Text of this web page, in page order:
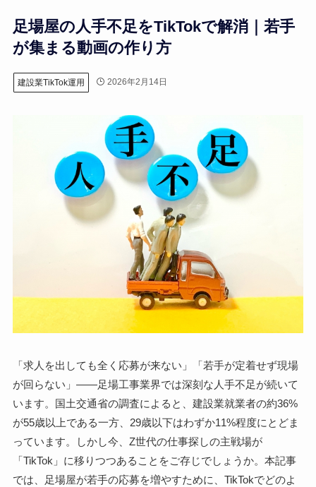
足場屋の人手不足をTikTokで解消｜若手
が集まる動画の作り方
建設業TikTok運用 2026年2月14日
「求人を出しても全く応募が来ない」「若手が定着せず現場
が回らない」——足場工事業界では深刻な人手不足が続いて
います。国土交通省の調査によると、建設業就業者の約36%
が55歳以上である一方、29歳以下はわずか11%程度にとどま
っています。しかし今、Z世代の仕事探しの主戦場が
「TikTok」に移りつつあることをご存じでしょうか。本記事
では、足場屋が若手の応募を増やすために、TikTokでどのよ